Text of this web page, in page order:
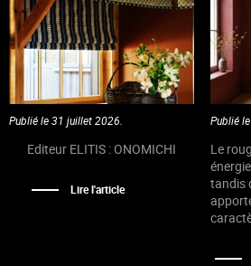
Publié le 31 juillet 2026.
Editeur ELITIS : ONOMICHI
Lire l'article
Publié
Le
tandis